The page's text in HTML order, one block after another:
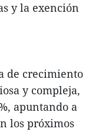
y la exención
de crecimiento
y compleja,
apuntando a
los próximos